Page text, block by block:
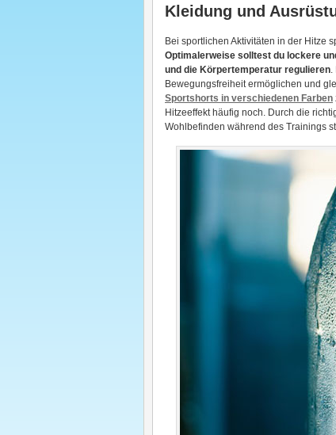
Kleidung und
Bei sportlichen Aktivitäten in der Hitze
Optimalerweise solltest du lockere
und die Körpertemperatur regulieren.
Bewegungsfreiheit ermöglichen und
Sportshorts in verschiedenen Farben
Hitzeeffekt häufig noch. Durch die
Wohlbefinden während des Trainings